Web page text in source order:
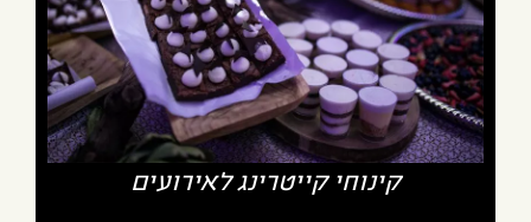
קינוחי קייטרינג לאירועים